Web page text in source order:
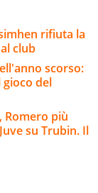
rifiuta la
club
scorso:
gioco del
Romero più
su Trubin. Il